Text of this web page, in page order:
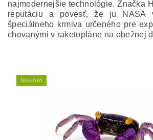
najmodernejšie technológie. Značka
reputáciu a povesť, že ju NASA
špeciálneho krmiva určeného pre
chovanými v raketopláne na obežnej
Novinka